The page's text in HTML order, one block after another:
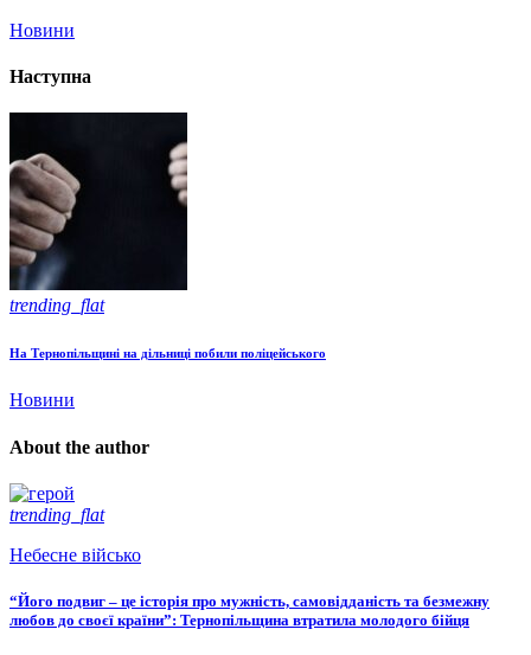
Новини
Наступна
trending_flat
На Тернопільщині на дільниці побили поліцейського
Новини
About the author
trending_flat
Небесне військо
“Його подвиг – це історія про мужність, самовідданість та безмежну
любов до своєї країни”: Тернопільщина втратила молодого бійця